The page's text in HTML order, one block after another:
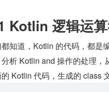
Kotlin 逻辑运
知道，Kotlin 的代码，都是
析 Kotlin and 操作的处理，
Kotlin 代码，生成的 class